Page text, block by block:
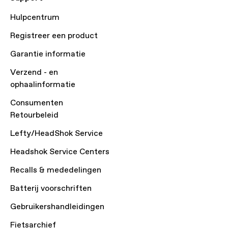
Hulpcentrum
Registreer een product
Garantie informatie
Verzend - en
ophaalinformatie
Consumenten
Retourbeleid
Lefty/HeadShok Service
Headshok Service Centers
Recalls & mededelingen
Batterij voorschriften
Gebruikershandleidingen
Fietsarchief